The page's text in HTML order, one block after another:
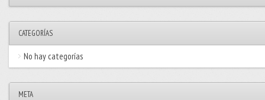
CATEGORÍAS
No hay categorías
META